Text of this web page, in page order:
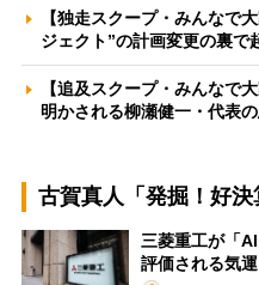
【独走スクープ・みんなで
ジェクト”の計画変更の裏で
【追及スクープ・みんなで
明かされる柳瀬健一・代表
古賀真人「発掘！好決
三菱重工が「
評価される気